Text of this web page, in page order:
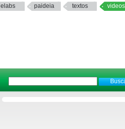
elabs paideia textos videos